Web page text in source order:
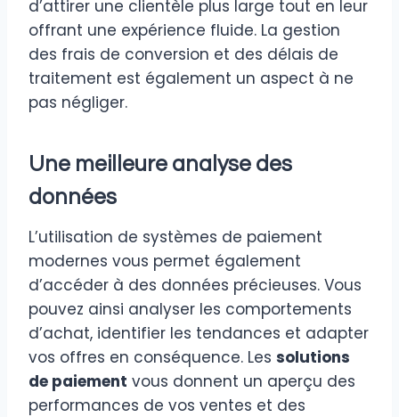
d’attirer une clientèle plus large tout en leur
offrant une expérience fluide. La gestion
des frais de conversion et des délais de
traitement est également un aspect à ne
pas négliger.
Une meilleure analyse des
données
L’utilisation de systèmes de paiement
modernes vous permet également
d’accéder à des données précieuses. Vous
pouvez ainsi analyser les comportements
d’achat, identifier les tendances et adapter
vos offres en conséquence. Les solutions
de paiement vous donnent un aperçu des
performances de vos ventes et des